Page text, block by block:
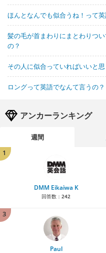
ほんとなんでも似合うね！って
髪の毛が首まわりにまとわりつ
の？
その人に似合っていればいいと
ロングって英語でなんて言うの？
アンカーランキング
週間
1
DMM Eikaiwa K
回答数： 242
3
Paul